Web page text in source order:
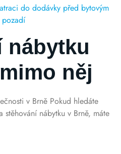
nábytku
něj
v Brně Pokud hledáte
nábytku v Brně, máte